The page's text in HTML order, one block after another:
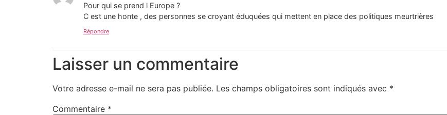
Pour qui se prend l Europe ?
C est une honte , des personnes se croyant éduquées qui mettent en place des politiques meurtrières
Répondre
Laisser un commentaire
Votre adresse e-mail ne sera pas publiée. Les champs obligatoires sont indiqués avec *
Commentaire *